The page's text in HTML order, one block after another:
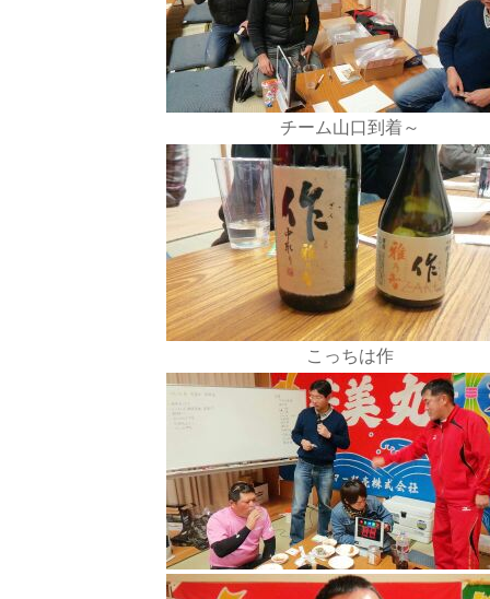
チーム山口到着～
こっちは作